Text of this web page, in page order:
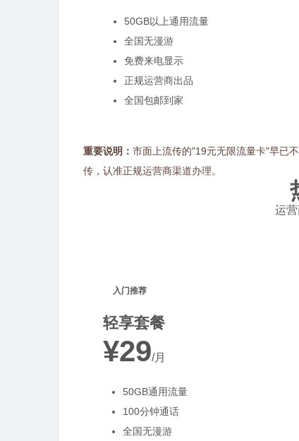
50GB以上通用流量
全国无漫游
免费来电显示
正规运营商出品
全国包邮到家
重要说明： 市面上流传的"19元无限流量卡"早已
传，认准正规运营商渠道办理。
运营
入门推荐
轻享套餐
¥29/月
50GB通用流量
100分钟通话
全国无漫游